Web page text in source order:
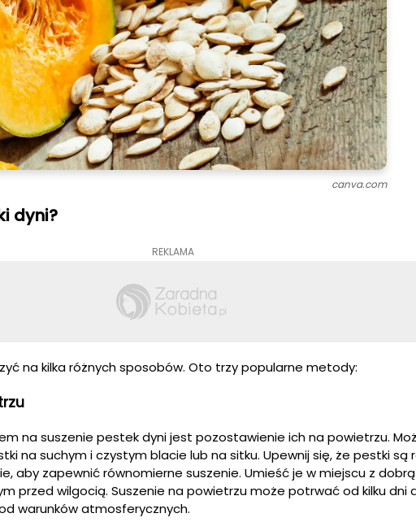
canva.com
dyni?
REKLAMA
na kilka różnych sposobów. Oto trzy popularne metody:
na suszenie pestek dyni jest pozostawienie ich na powietrzu.
na suchym i czystym blacie lub na sitku. Upewnij się, że pestki są
aby zapewnić równomierne suszenie. Umieść je w miejscu z
przed wilgocią. Suszenie na powietrzu może potrwać od kilku dni
warunków atmosferycznych.